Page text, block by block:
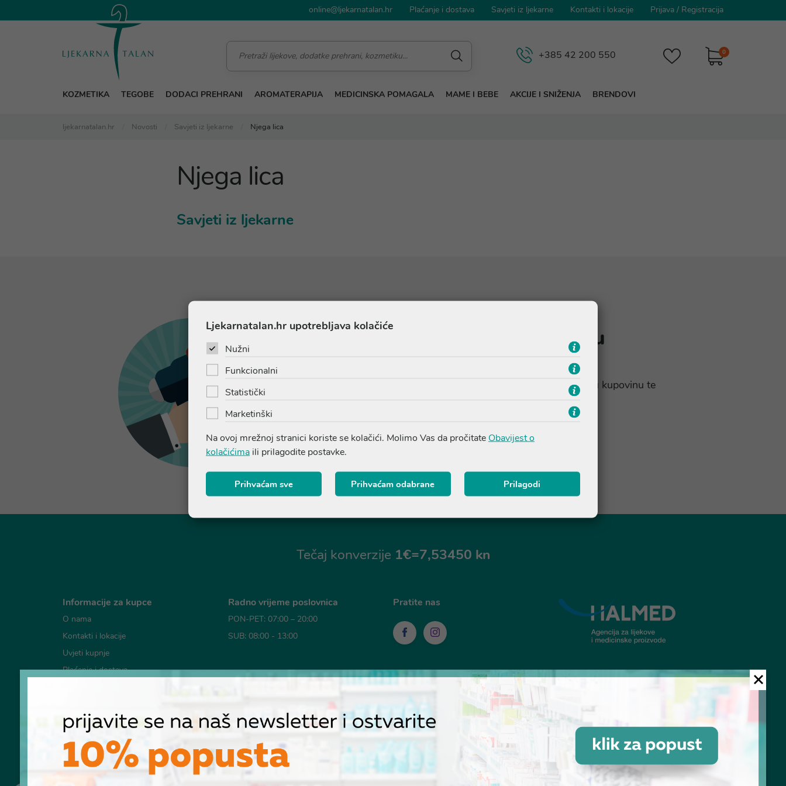
online@ljekarnatalan.hr Plaćanje i dostava Savjeti iz ljekarne Kontakti i lokacije Prijava / Registracija
0
+385 42 200 550
KOZMETIKA TEGOBE DODACI PREHRANI AROMATERAPIJA MEDICINSKA POMAGALA MAME I BEBE AKCIJE I SNIŽENJA BRENDOVI
ljekarnatalan.hr Novosti Savjeti iz ljekarne Njega lica
Njega lica
Savjeti iz ljekarne
Ostvarite -10% popusta na prvu
Prijavite se na naš newsletter i ostvarite 10% popusta na prvu kupovinu te
Tečaj konverzije 1€=7,53450 kn
Informacije za kupce
O nama
Kontakti i lokacije
Uvjeti kupnje
Plaćanje i dostava
Pravila privatnosti
RASKID UGOVORA
Radno vrijeme poslovnica
PON-PET: 07:00 – 20:00
SUB: 08:00 - 13:00
Pratite nas
Mogućnosti plaćanja
© Ljekarna Talan 2026
Ljekarnatalan.hr upotrebljava kolačiće
Nužni
Funkcionalni
Statistički
Marketinški
Na ovoj mrežnoj stranici koriste se kolačići. Molimo Vas da pročitateObavijest o
kolačićima ili prilagodite postavke.
Prihvaćam sve Prihvaćam odabrane Prilagodi